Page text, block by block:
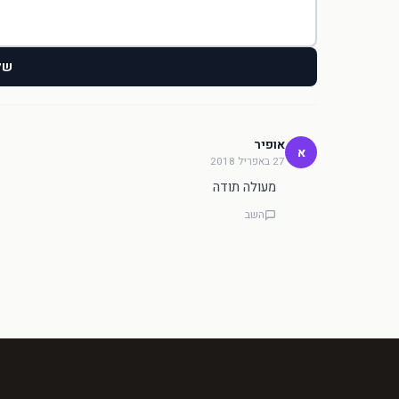
א אופיר
27 באפריל 2018
מעולה תודה
השב